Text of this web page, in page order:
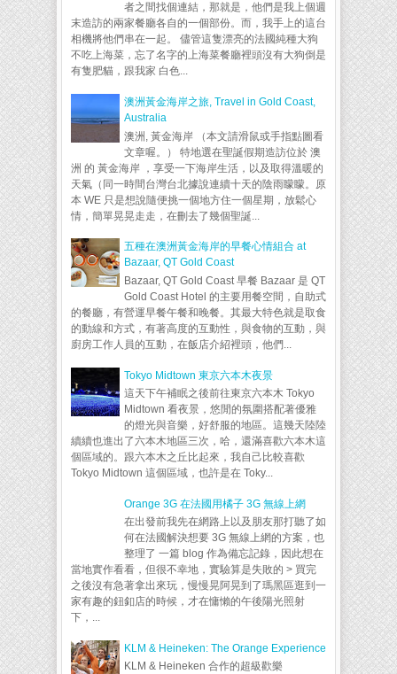
者之間找個連結，那就是，他們是我上個週
末造訪的兩家餐廳各自的一個部份。而，我手上的這台
相機將他們串在一起。 儘管這隻漂亮的法國純種大狗
不吃上海菜，忘了名字的上海菜餐廳裡頭沒有大狗倒是
有隻肥貓，跟我家 白色...
澳洲黃金海岸之旅, Travel in Gold Coast,
Australia
澳洲, 黃金海岸 （本文請滑鼠或手指點圖看
文章喔。） 特地選在聖誕假期造訪位於 澳
洲 的 黃金海岸 ，享受一下海岸生活，以及取得溫暖的
天氣（同一時間台灣台北據說連續十天的陰雨矇矇。原
本 WE 只是想說隨便挑一個地方住一個星期，放鬆心
情，簡單晃晃走走，在刪去了幾個聖誕...
五種在澳洲黃金海岸的早餐心情組合 at
Bazaar, QT Gold Coast
Bazaar, QT Gold Coast 早餐 Bazaar 是 QT
Gold Coast Hotel 的主要用餐空間，自助式
的餐廳，有營運早餐午餐和晚餐。其最大特色就是取食
的動線和方式，有著高度的互動性，與食物的互動，與
廚房工作人員的互動，在飯店介紹裡頭，他們...
Tokyo Midtown 東京六本木夜景
這天下午補眠之後前往東京六本木 Tokyo
Midtown 看夜景，悠閒的氛圍搭配著優雅
的燈光與音樂，好舒服的地區。這幾天陸陸
續續也進出了六本木地區三次，哈，還滿喜歡六本木這
個區域的。跟六本木之丘比起來，我自己比較喜歡
Tokyo Midtown 這個區域，也許是在 Toky...
Orange 3G 在法國用橘子 3G 無線上網
在出發前我先在網路上以及朋友那打聽了如
何在法國解決想要 3G 無線上網的方案，也
整理了 一篇 blog 作為備忘記錄，因此想在
當地實作看看，但很不幸地，實驗算是失敗的 > 買完
之後沒有急著拿出來玩，慢慢晃阿晃到了瑪黑區逛到一
家有趣的鈕釦店的時候，才在慵懶的午後陽光照射
下，...
KLM & Heineken: The Orange Experience
KLM & Heineken 合作的超級歡樂